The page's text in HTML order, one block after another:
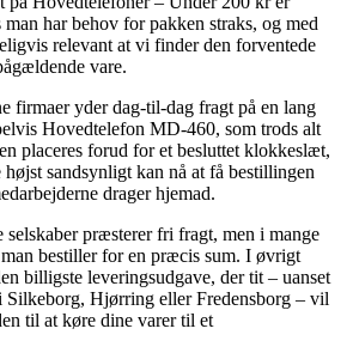
har behov for pakken straks, og med
relevant at vi finder den forventede
vare.
firmaer yder dag-til-dag fragt på en lang
Hovedtelefon MD-460, som trods alt
placeres forud for et besluttet klokkeslæt,
sandsynligt kan nå at få bestillingen
drager hjemad.
præsterer fri fragt, men i mange
bestiller for en præcis sum. I øvrigt
billigste leveringsudgave, der tit – uanset
Silkeborg, Hjørring eller Fredensborg – vil
til at køre dine varer til et